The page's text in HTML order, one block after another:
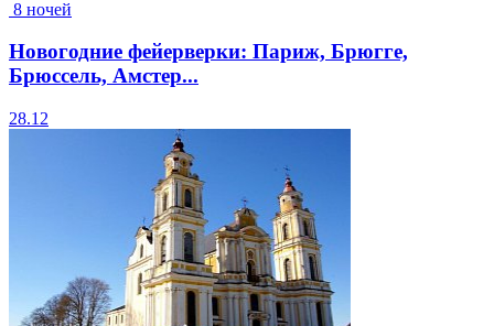
8 ночей
Новогодние фейерверки: Париж, Брюгге,
Брюссель, Амстер...
28.12